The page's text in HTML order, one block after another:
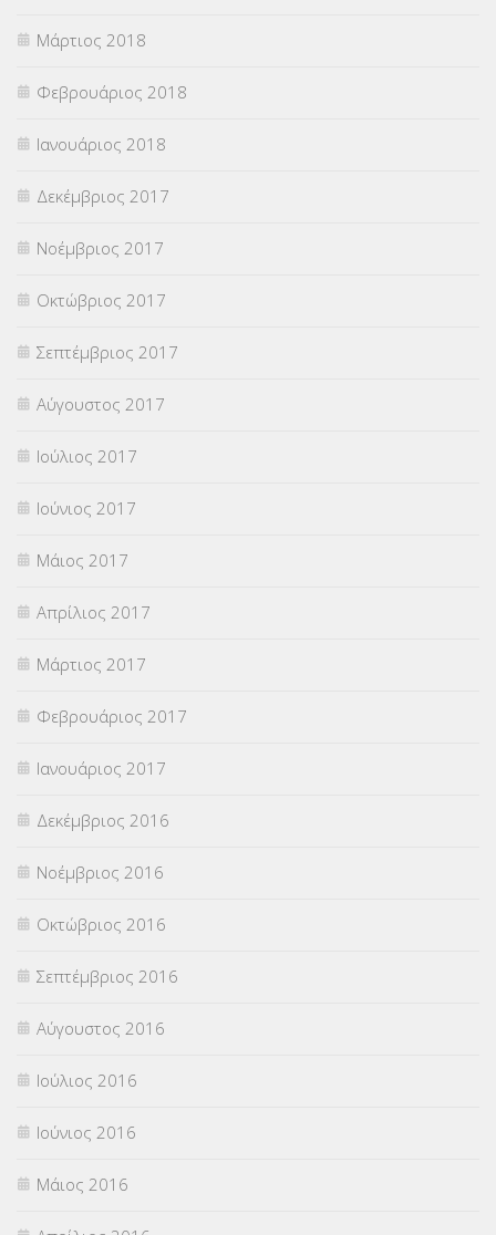
Μάρτιος 2018
Φεβρουάριος 2018
Ιανουάριος 2018
Δεκέμβριος 2017
Νοέμβριος 2017
Οκτώβριος 2017
Σεπτέμβριος 2017
Αύγουστος 2017
Ιούλιος 2017
Ιούνιος 2017
Μάιος 2017
Απρίλιος 2017
Μάρτιος 2017
Φεβρουάριος 2017
Ιανουάριος 2017
Δεκέμβριος 2016
Νοέμβριος 2016
Οκτώβριος 2016
Σεπτέμβριος 2016
Αύγουστος 2016
Ιούλιος 2016
Ιούνιος 2016
Μάιος 2016